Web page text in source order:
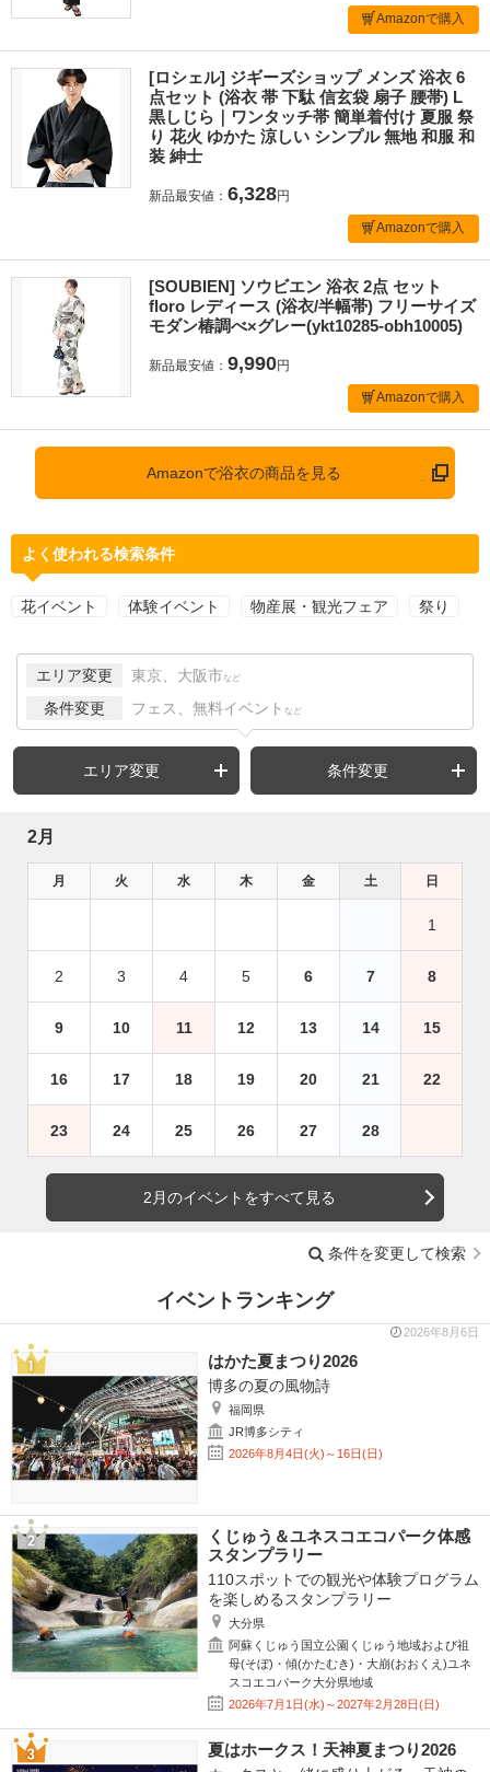
Amazonで購入
[ロシェル] ジギーズショップ メンズ 浴衣 6
点セット (浴衣 帯 下駄 信玄袋 扇子 腰帯) L
黒しじら｜ワンタッチ帯 簡単着付け 夏服 祭
り 花火 ゆかた 涼しい シンプル 無地 和服 和
装 紳士
新品最安値： 6,328円
Amazonで購入
[SOUBIEN] ソウビエン 浴衣 2点 セット
floro レディース (浴衣/半幅帯) フリーサイズ
モダン椿調べ×グレー(ykt10285-obh10005)
新品最安値： 9,990円
Amazonで購入
Amazonで浴衣の商品を見る
よく使われる検索条件
花イベント 体験イベント 物産展・観光フェア 祭り
エリア変更 東京、大阪市 など
条件変更 フェス、無料イベント など
エリア変更 条件変更
2月
月 火 水 木 金 土 日
1
2 3 4 5 6 7 8
9 10 11 12 13 14 15
16 17 18 19 20 21 22
23 24 25 26 27 28
2月のイベントをすべて見る
条件を変更して検索
イベントランキング
2026年8月6日
はかた夏まつり2026
博多の夏の風物詩
福岡県
JR博多シティ
2026年8月4日(火)～16日(日)
くじゅう＆ユネスコエコパーク体感
スタンプラリー
110スポットでの観光や体験プログラム
を楽しめるスタンプラリー
大分県
阿蘇くじゅう国立公園くじゅう地域および祖
母(そぼ)・傾(かたむき)・大崩(おおくえ)ユネ
スコエコパーク大分県地域
2026年7月1日(水)～2027年2月28日(日)
夏はホークス！天神夏まつり2026